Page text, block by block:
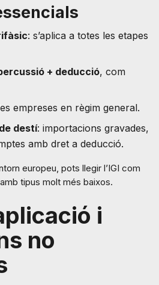
: s’aplica a totes les etapes
+ deducció, com
empreses en règim general.
destí: importacions gravades,
amb dret a deducció.
europeu, pots llegir l’IGI com
tipus molt més baixos.
i
no